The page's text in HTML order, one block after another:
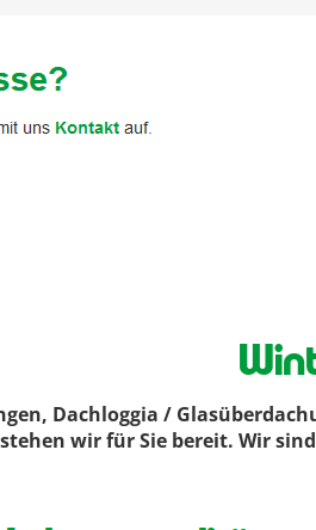
Dachloggia /
wir für Sie bereit. Wir